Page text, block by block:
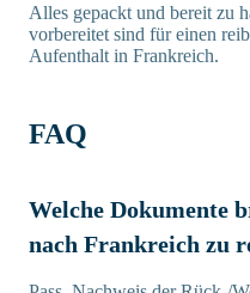
Alles gepackt und bereit zu
vorbereitet sind für einen
Aufenthalt in Frankreich.
FAQ
Welche Dokumente
nach Frankreich zu